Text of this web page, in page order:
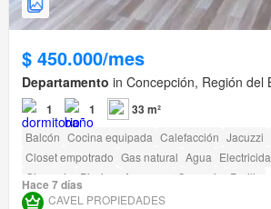
$ 450.000/mes
Departamento in Concepción, Región del
1 1 33 m²
Balcón Cocina equipada Calefacción Jacuzzi
Closet empotrado Gas natural Agua
Gimnasio
Piscina Ascensor Conserje
Parilla
Acceso para personas con discapacidad
Hace 7 días
CAVEL PROPIEDADES